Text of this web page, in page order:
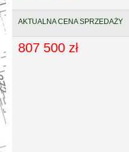
AKTUALNA CENA SPRZEDAŻY
807 500 zł